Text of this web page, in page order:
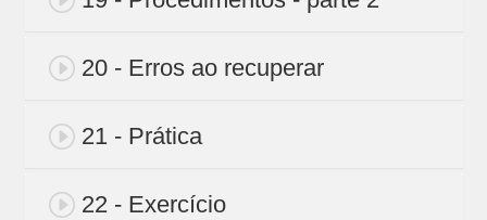
20 - Erros ao recuperar
21 - Prática
22 - Exercício